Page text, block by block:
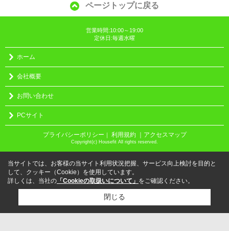
ページトップに戻る
営業時間:10:00～19:00
定休日:毎週水曜
ホーム
会社概要
お問い合わせ
PCサイト
プライバシーポリシー ｜ 利用規約 ｜アクセスマップ
Copyright(c) Housefit All rights reserved.
当サイトでは、お客様の当サイト利用状況把握、サービス向上検討を目的と
して、クッキー（Cookie）を使用しています。
詳しくは、当社の 「Cookieの取扱いについて」 をご確認ください。
閉じる